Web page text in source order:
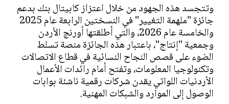
وتتجسد هذه الجهود من خلال اعتزاز كابيتال بنك بدعم
جائزة "ملهمة التغيير" في النسختين الرابعة عام 2025
والخامسة عام 2026، والتي أطلقتها أورنج الأردن
وجمعية "إنتاج"، باعتبار هذه الجائزة منصة تسلط
الضوء على قصص النجاح النسائية في قطاع الاتصالات
وتكنولوجيا المعلومات، وتفتح أمام رائدات الأعمال
الأردنيات اللواتي يقدن شركات رقمية ناشئة بوابات
الوصول إلى الموارد والشبكات المهنية.